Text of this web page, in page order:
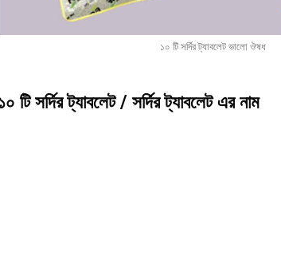
১০ টি সর্দির ট্যাবলেট ভালো ঔষধ
টি সর্দির ট্যাবলেট / সর্দির ট্যাবলেট এর নাম